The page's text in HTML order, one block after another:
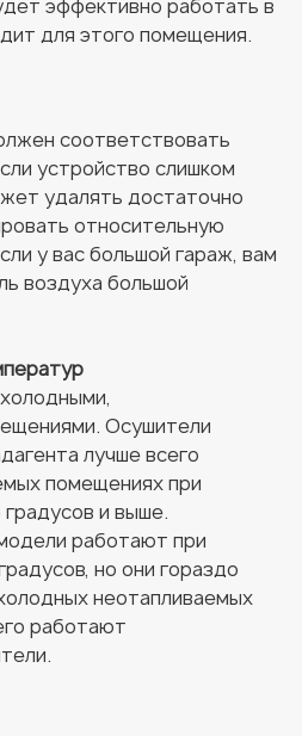
эффективно работать в
для этого помещения.
соответствовать
устройство слишком
удалять достаточно
относительную
у вас большой гараж, вам
воздуха большой
Осушители
лучше всего
помещениях при
и выше.
работают при
но они гораздо
неотапливаемых
работают